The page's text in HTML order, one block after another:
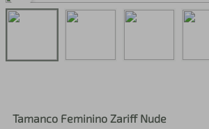
Tamanco Feminino Zariff Nude
perfume